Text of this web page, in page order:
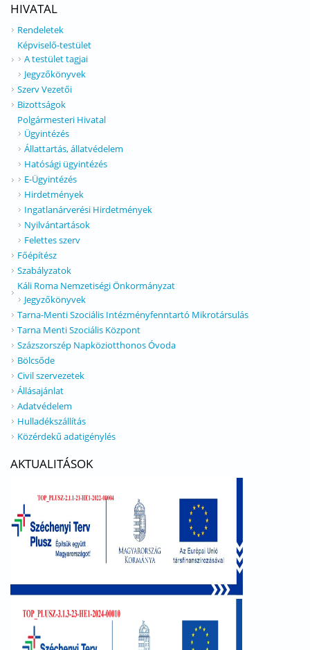
HIVATAL
Rendeletek
Képviselő-testület
A testület tagjai
Jegyzőkönyvek
Szerv Vezetői
Bizottságok
Polgármesteri Hivatal
Ügyintézés
Állattartás, állatvédelem
Hatósági ügyintézés
E-Ügyintézés
Hirdetmények
Ingatlanárverési Hirdetmények
Nyilvántartások
Felettes szerv
Főépítész
Szabályzatok
Káli Roma Nemzetiségi Önkormányzat
Jegyzőkönyvek
Tarna-Menti Szociális Intézményfenntartó Mikrotársulás
Tarna Menti Szociális Központ
Százszorszép Napköziotthonos Óvoda
Bölcsőde
Civil szervezetek
Állásajánlat
Adatvédelem
Hulladékszállítás
Közérdekű adatigénylés
AKTUALITÁSOK